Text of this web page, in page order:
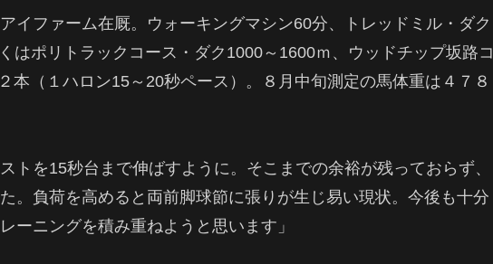
イファーム在厩。ウォーキングマシン60分、トレッドミル・ダク
はポリトラックコース・ダク1000～1600ｍ、ウッドチップ坂路コ
本（１ハロン15～20秒ペース）。８月中旬測定の馬体重は４７８
を15秒台まで伸ばすように。そこまでの余裕が残っておらず、
。負荷を高めると両前脚球節に張りが生じ易い現状。今後も十分
ーニングを積み重ねようと思います」